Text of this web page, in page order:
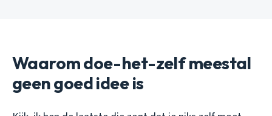
Waarom doe-het-zelf meestal
geen goed idee is